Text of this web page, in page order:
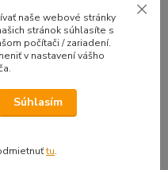
disky 7,5x18 5x108
FEROX (OX20)
naše webové stránky
stránok súhlasíte s
počítači / zariadení.
v nastavení vášho
Súhlasím
tu.